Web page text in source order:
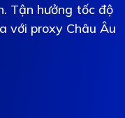
Tận hưởng tốc độ
với proxy Châu Âu